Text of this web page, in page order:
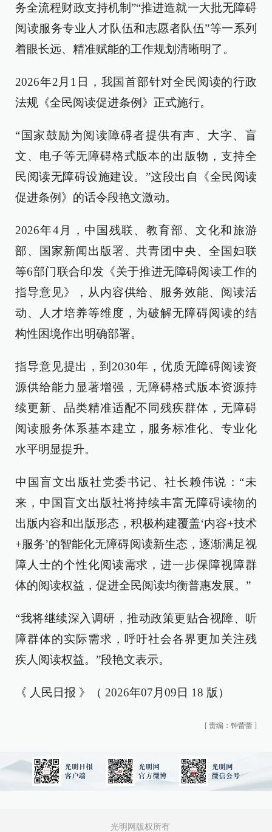
务全流程财政支持机制”“推进造就一大批无障碍
阅读服务专业人才队伍和志愿者队伍”等一系列
着眼长远、精准赋能的工作规划清晰明了。
2026年2月1日，我国首部针对全民阅读的行政
法规《全民阅读促进条例》正式施行。
“国家鼓励为阅读障碍者提供有声、大字、盲
文、电子等无障碍格式版本的出版物，支持全
民阅读无障碍设施建设。”这段出自《全民阅读
促进条例》的话令段艳文激动。
2026年4月，中国残联、教育部、文化和旅游
部、国家新闻出版署、共青团中央、全国妇联
等6部门联合印发《关于推进无障碍阅读工作的
指导意见》，从内容供给、服务效能、阅读活
动、人才培养等维度，为破解无障碍阅读的结
构性困境作出明确部署。
指导意见提出，到2030年，优质无障碍阅读资
源供给能力显著增强，无障碍格式版本资源持
续更新、品类精准适配不同残疾群体，无障碍
阅读服务体系基本建立，服务标准化、专业化
水平明显提升。
中国盲文出版社党委书记、社长赖伟说：“未
来，中国盲文出版社将持续丰富无障碍读物的
出版内容和出版形态，积极构建覆盖‘内容+技术
+服务’的智能化无障碍阅读新生态，逐渐满足视
障人士的个性化阅读需求，进一步保障视障群
体的阅读权益，促进全民阅读均衡普惠发展。”
“我将继续深入调研，推动政策更贴合视障、听
障群体的实际需求，呼吁社会各界更加关注残
疾人阅读权益。”段艳文表示。
《 人民日报 》（ 2026年07月09日 18 版）
[ 责编：钟蕾蕾 ]
光明网版权所有